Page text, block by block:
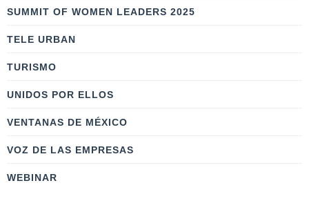
SUMMIT OF WOMEN LEADERS 2025
TELE URBAN
TURISMO
UNIDOS POR ELLOS
VENTANAS DE MÉXICO
VOZ DE LAS EMPRESAS
WEBINAR